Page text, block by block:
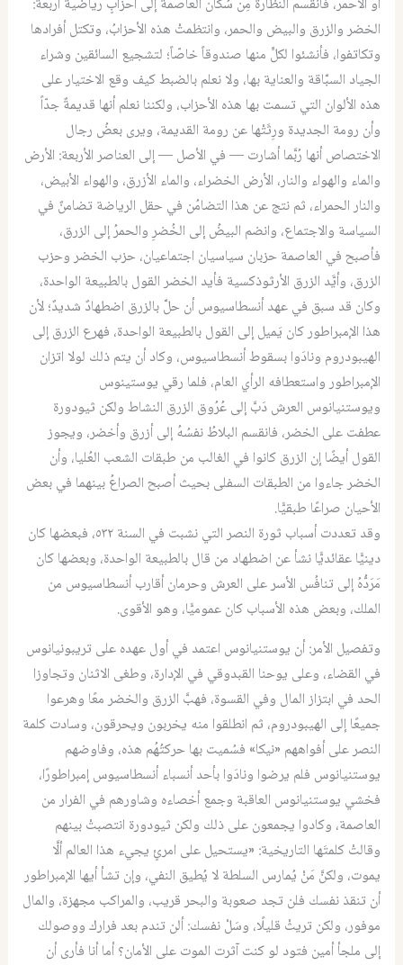
أو الأحمر، فانقسم النظارة مِن سُكَّان العاصمة إلى أحزابٍ رياضية أربعة:
الخضر والزرق والبيض والحمر، وانتظمتْ هذه الأحزابُ، وتكتل أفرادها
وتكاتفوا، فأنشئوا لكلٍّ منها صندوقاً خاصّاً؛ لتشجيع السائقين وشراء
الجياد السبَّاقة والعناية بها، ولا نعلم بالضبط كيف وقع الاختيار على
هذه الألوان التي تسمت بها هذه الأحزاب، ولكننا نعلم أنها قديمةٌ جدّاً
وأن رومة الجديدة ورِثَتْها عن رومة القديمة، ويرى بعضُ رجال
الاختصاص أنها رُبَّما أشارت — في الأصل — إلى العناصر الأربعة: الأرض
والماء والهواء والنار، الأرض الخضراء، والماء الأزرق، والهواء الأبيض،
والنار الحمراء، ثم نتج عن هذا التضامُن في حقل الرياضة تضامنٌ في
السياسة والاجتماع، وانضم البيضُ إلى الخُضرِ والحمرُ إلى الزرق،
فأصبح في العاصمة حزبان سياسيان اجتماعيان، حزب الخضر وحزب
الزرق، وأيَّد الزرق الأرثوذكسية فأيد الخضر القول بالطبيعة الواحدة،
وكان قد سبق في عهد أنسطاسيوس أن حلَّ بالزرق اضطهادٌ شديدٌ؛ لأن
هذا الإمبراطور كان يَميل إلى القول بالطبيعة الواحدة، فهرع الزرق إلى
الهيبودروم ونادَوا بسقوط أنسطاسيوس، وكاد أن يتم ذلك لولا اتزان
الإمبراطور واستعطافه الرأي العام، فلما رقي يوستينوس
ويوستنيانوس العرش دَبَّ إلى عُرُوق الزرق النشاط ولكن ثيودورة
عطفت على الخضر، فانقسم البلاطُ نفسُهُ إلى أزرق وأخضر، ويجوز
القول أيضًا إن الزرق كانوا في الغالب من طبقات الشعب العُليا، وأن
الخضر جاءوا من الطبقات السفلى بحيث أصبح الصراعُ بينهما في بعض
الأحيان صراعًا طبقيًّا.
وقد تعددت أسباب ثورة النصر التي نشبت في السنة ٥٣٢، فبعضها كان
دينيًّا عقائديًّا نشأ عن اضطهاد من قال بالطبيعة الواحدة، وبعضها كان
مَرَدُّهُ إلى تنافُس الأسر على العرش وحرمان أقارب أنسطاسيوس من
الملك، وبعض هذه الأسباب كان عموميًّا، وهو الأقوى.
وتفصيل الأمر: أن يوستنيانوس اعتمد في أول عهده على تريبونيانوس
في القضاء، وعلى يوحنا القبدوقي في الإدارة، وطغى الاثنان وتجاوزا
الحد في ابتزاز المال وفي القسوة، فهبَّ الزرق والخضر معًا وهرعوا
جميعًا إلى الهيبودروم، ثم انطلقوا منه يخربون ويحرقون، وسادت كلمة
النصر على أفواههم «نيكا» فسُميت بها حركتُهُم هذه، وفاوضهم
يوستنيانوس فلم يرضوا ونادَوا بأحد أنسباء أنسطاسيوس إمبراطورًا،
فخشي يوستنيانوس العاقبة وجمع أخصاءه وشاورهم في الفرار من
العاصمة، وكادوا يجمعون على ذلك ولكن ثيودورة انتصبتْ بينهم
وقالتْ كلمتَها التاريخية: «يستحيل على امرئٍ يجيء هذا العالم ألَّا
يموت، ولكنَّ مَنْ يُمارس السلطة لا يُطيق النفي، وإن تشأ أيها الإمبراطور
أن تنقذ نفسك فلن تجد صعوبة والبحر قريب، والمراكب مجهزة، والمال
موفور، ولكن تريثْ قليلًا، وسَلْ نفسك: ألن تندم بعد فرارك ووصولك
إلى ملجأ أمين فتود لو كنت آثرت الموت على الأمان؟ أما أنا فأرى أن